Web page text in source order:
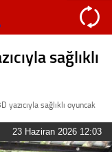
sağlıklı
sağlıklı oyuncak
23 Haziran 2026 12:03